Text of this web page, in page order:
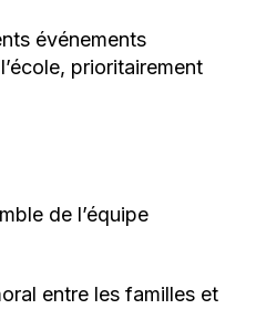
événements
prioritairement
de l’équipe
entre les familles et